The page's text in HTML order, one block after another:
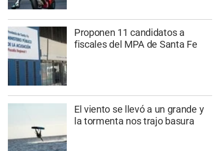
Proponen 11 candidatos a
fiscales del MPA de Santa Fe
El viento se llevó a un grande y
la tormenta nos trajo basura